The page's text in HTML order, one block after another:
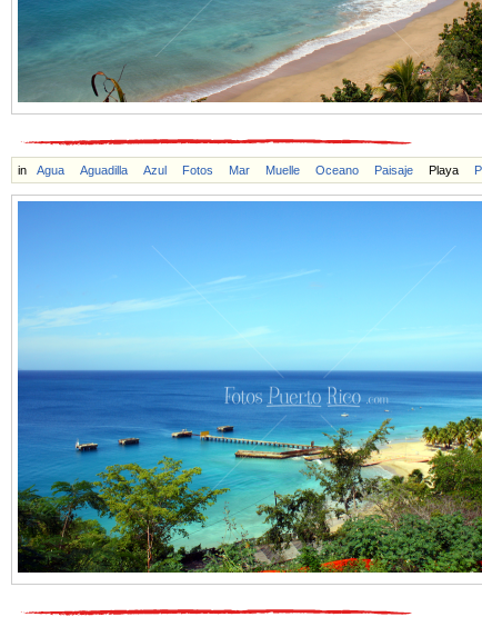
in Agua Aguadilla Azul Fotos Mar Muelle Oceano Paisaje Playa